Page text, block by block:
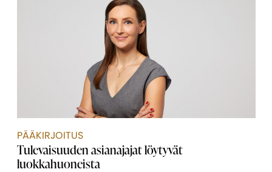
PÄÄKIRJOITUS
Tulevaisuuden asianajajat löytyvät
luokkahuoneista